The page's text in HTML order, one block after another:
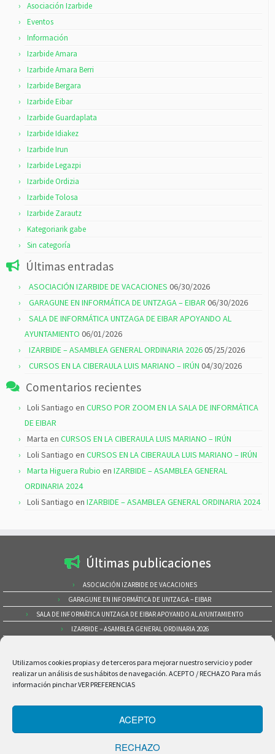
Utilizamos cookies propias y de terceros para mejorar nuestro servicio y poder
realizar un análisis de sus hábitos de navegación. ACEPTO / RECHAZO Para más
información pinchar VER PREFERENCIAS
ACEPTO
RECHAZO
Asociación Izarbide
Eventos
Información
Izarbide Amara
Izarbide Amara Berri
Izarbide Bergara
Izarbide Eibar
Izarbide Guardaplata
Izarbide Idiakez
Izarbide Irun
Izarbide Legazpi
Izarbide Ordizia
Izarbide Tolosa
Izarbide Zarautz
Kategoriarik gabe
Sin categoría
Últimas entradas
ASOCIACIÓN IZARBIDE DE VACACIONES 06/30/2026
GARAGUNE EN INFORMÁTICA DE UNTZAGA – EIBAR 06/30/2026
SALA DE INFORMÁTICA UNTZAGA DE EIBAR APOYANDO AL
AYUNTAMIENTO 06/01/2026
IZARBIDE – ASAMBLEA GENERAL ORDINARIA 202605/25/2026
CURSOS EN LA CIBERAULA LUIS MARIANO – IRÚN 04/30/2026
Comentarios recientes
Loli Santiago en CURSO POR ZOOM EN LA SALA DE INFORMÁTICA
DE EIBAR
Marta en CURSOS EN LA CIBERAULA LUIS MARIANO – IRÚN
Loli Santiago en CURSOS EN LA CIBERAULA LUIS MARIANO – IRÚN
Marta Higuera Rubio en IZARBIDE – ASAMBLEA GENERAL
ORDINARIA 2024
Loli Santiago en IZARBIDE – ASAMBLEA GENERAL ORDINARIA 2024
Últimas publicaciones
ASOCIACIÓN IZARBIDE DE VACACIONES
GARAGUNE EN INFORMÁTICA DE UNTZAGA – EIBAR
SALA DE INFORMÁTICA UNTZAGA DE EIBAR APOYANDO AL AYUNTAMIENTO
IZARBIDE – ASAMBLEA GENERAL ORDINARIA 2026
Buscar por categorías
Buscar
Aviso Legal y Política de Cookies
Aviso Legal–Política de Privacidad